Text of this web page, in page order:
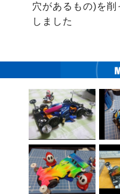
穴があるもの)を削
しました